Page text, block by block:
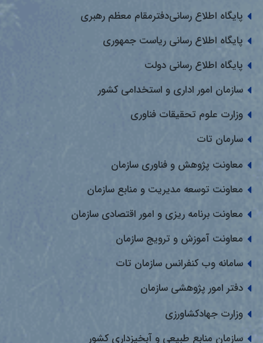
پایگاه اطلاع رسانی‌دفترمقام معظم رهبری
پایگاه اطلاع رسانی ریاست جمهوری
پایگاه اطلاع رسانی دولت
سازمان امور اداری و استخدامی کشور
وزارت علوم تحقیقات فناوری
سارمان تات
معاونت پژوهش و فناوری سازمان
معاونت توسعه مدیریت و منابع سازمان
معاونت برنامه ریزی و امور اقتصادی سازمان
معاونت آموزش و ترویج سازمان
سامانه وب کنفرانس سازمان تات
دفتر امور پژوهشی سازمان
وزارت جهادکشاورزی
سازمان منابع طبیعی و آبخیزداری کشور